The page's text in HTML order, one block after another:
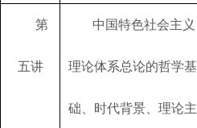
第
五讲
中国特色社会主义
理论体系总论的哲学基
础、时代背景、理论主